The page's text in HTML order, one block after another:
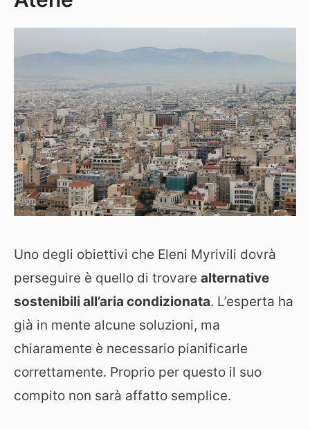
Uno degli obiettivi che Eleni Myrivili dovrà
perseguire è quello di trovare alternative
sostenibili all’aria condizionata. L’esperta ha
già in mente alcune soluzioni, ma
chiaramente è necessario pianificarle
correttamente. Proprio per questo il suo
compito non sarà affatto semplice.